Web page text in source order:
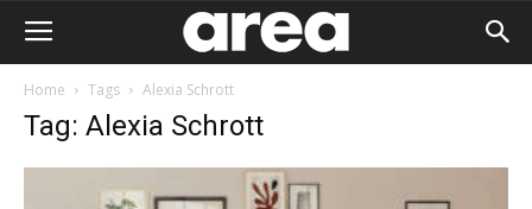
Home Tags Alexia Schrott
Tag: Alexia Schrott